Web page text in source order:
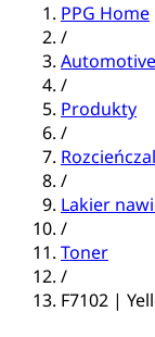
PPG Home
/
/
Produkty
/
/
Lakier
/
Toner
/
F7102 |